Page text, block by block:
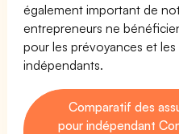
également important de
entrepreneurs ne
pour les prévoyances et
indépendants.
Comparatif des
pour indépendant